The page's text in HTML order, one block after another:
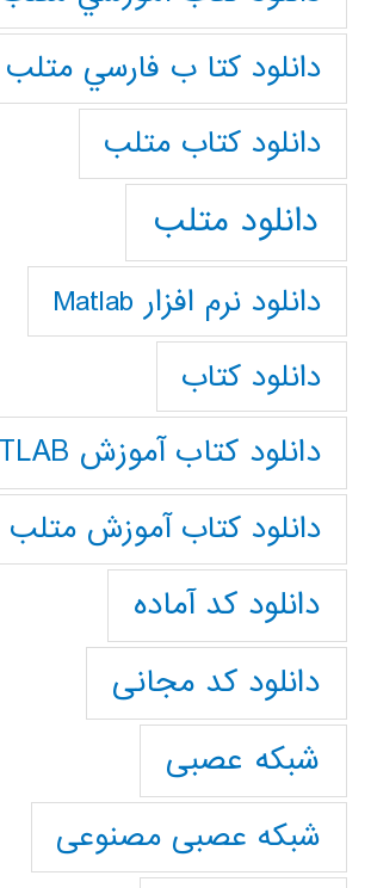
دانلود كتا ب فارسي متلب
دانلود كتاب متلب
دانلود متلب
دانلود نرم افزار Matlab
دانلود کتاب
دانلود کتاب آموزش MATLAB
دانلود کتاب آموزش متلب
دانلود کد آماده
دانلود کد مجانی
شبکه عصبی
شبکه عصبی مصنوعی